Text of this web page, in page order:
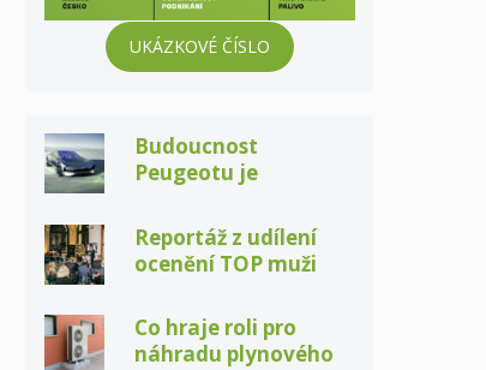
UKÁZKOVÉ ČÍSLO
Budoucnost
Peugeotu je
pořádně sexy
Reportáž z udílení
ocenění TOP muži
Co hraje roli pro
náhradu plynového